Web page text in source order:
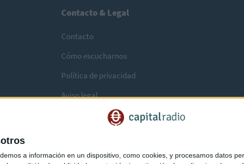
a información en un dispositivo, como cookies, y procesamos datos
Contacto & Legal
Contacto
Cómo escucharnos
Política de privacidad
Aviso legal